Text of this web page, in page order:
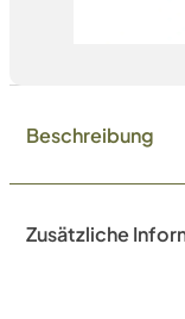
Beschreibung
Zusätzliche